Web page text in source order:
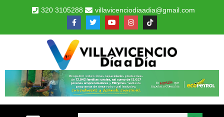
320 3105288 villavicenciodiaadia@gmail.com